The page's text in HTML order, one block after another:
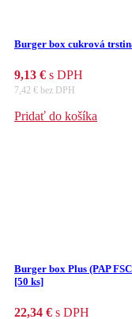
Burger box cukrová
9,13 € s DPH
7,42 € bez DPH
Pridať do košíka
Burger box Plus (PAP
[50 ks]
22,34 € s DPH